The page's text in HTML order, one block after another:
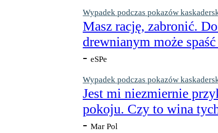
Wypadek podczas pokazów
Masz rację, zabronić.
drewnianym może
- eSPe
Wypadek podczas pokazów
Jest mi niezmiernie
pokoju. Czy to wina
- Mar Pol